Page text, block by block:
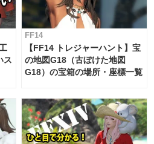
ス
FF14
【FF14 トレジャーハント】宝
の地図G18（古ぼけた地図
G18）の宝箱の場所・座標一覧